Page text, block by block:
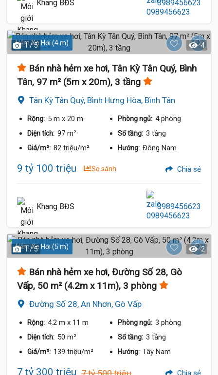
Khang BĐS 0989456623
Hẻm Xe Hơi (4 m)
1 / 5 4
Bán nhà hẻm xe hơi, Tân Kỳ Tân Quý, Bình
Tân, 97 m² (5m x 20m), 3 tầng
Tân Kỳ Tân Quý, Bình Hưng Hòa, Bình Tân
Rộng: 5 m x 20 m Phòng ngủ: 4 phòng
Diện tích: 97 m² Số tầng: 3 tầng
Giá/m²: 82 triệu/m² Hướng: Đông Nam
9 tỷ 100 triệu So sánh Chia sẻ
Khang BĐS 0989456623
Hẻm Xe Hơi (5 m)
1 / 5 2
Bán nhà hẻm xe hơi, Đường Số 28, Gò
Vấp, 50 m² (4.2m x 11m), 3 phòng
Đường Số 28, An Nhơn, Gò Vấp
Rộng: 4.2 m x 11 m Phòng ngủ: 3 phòng
Diện tích: 50 m² Số tầng: 3 tầng
Giá/m²: 139 triệu/m² Hướng: Tây Nam
7 tỷ 300 triệu Chia sẻ